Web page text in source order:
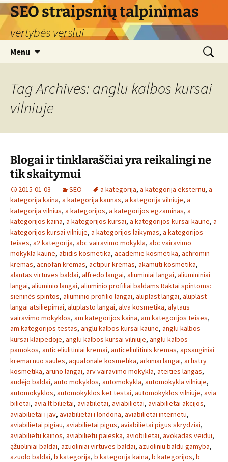
Skip
to
content
SEO straipsnių talpinimas
vertybės verslui
Menu
Search
for:
Tag Archives: anglu kalbos kursai
vilniuje
Blogai ir tinklaraščiai yra reikalingi ne
tik skaitymui
2015-01-03 SEO a kategorija, a kategorija eksternu, a
kategorija kaina, a kategorija kaunas, a kategorija vilniuje, a
kategorija vilnius, a kategorijos, a kategorijos egzaminas, a
kategorijos kaina, a kategorijos kursai, a kategorijos kursai kaune, a
kategorijos kursai vilniuje, a kategorijos laikymas, a kategorijos
teises, a2 kategorija, abc vairavimo mokykla, abc vairavimo
mokykla kaune, abidis kosmetika, academie kosmetika, achromin
kremas, acnofan kremas, actipur kremas, akamuti kosmetika,
alantas virtuves baldai, alfredo langai, aliuminiai langai, aliumininiai
langai, aliuminio langai, aliuminio profiliai baldams Raktai spintoms:
sieninės spintos, aliuminio profilio langai, aluplast langai, aluplast
langai atsiliepimai, aluplasto langai, alva kosmetika, alytaus
vairavimo mokyklos, am kategorijos kaina, am kategorijos teises,
am kategorijos testas, anglu kalbos kursai kaune, anglu kalbos
kursai klaipedoje, anglu kalbos kursai vilniuje, anglu kalbos
pamokos, anticeliulitiniai kremai, anticeliulitinis kremas, apsauginiai
kremai nuo saules, aquatonale kosmetika, arkiniai langai, artistry
kosmetika, aruno langai, arv vairavimo mokykla, ateities langas,
audėjo baldai, auto mokyklos, automokykla, automokykla vilniuje,
automokyklos, automokyklos ket testai, automokyklos vilniuje, avia
bilietai, avia.lt bilietai, aviabiletai, aviabilietai, aviabilietai akcijos,
aviabilietai i jav, aviabilietai i londona, aviabilietai internetu,
aviabilietai pigiau, aviabilietai pigus, aviabilietai pigus skrydziai,
aviabilietu kainos, aviabilietu paieska, aviobilietai, avokadas veidui,
ąžuoliniai baldai, azuoliniai virtuves baldai, azuoliniu baldu gamyba,
azuolo baldai, b kategorija, b kategorija kaina, b kategorijos, b